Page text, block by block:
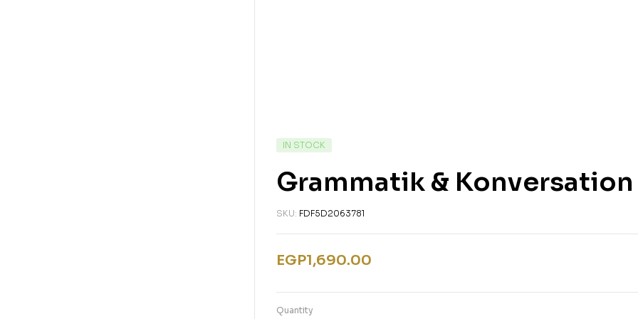
IN STOCK
Grammatik & Konversation
SKU: FDF5D2063781
EGP1,690.00
Quantity